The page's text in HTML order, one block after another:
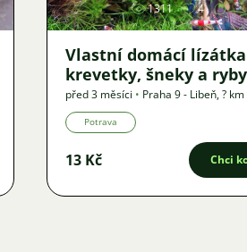
1311 4
Vlastní domácí
krevetky, šneky a
před 3 měsíci • Praha 9 - Libeň,? km
Nabídka
Potrava
13 Kč Chci